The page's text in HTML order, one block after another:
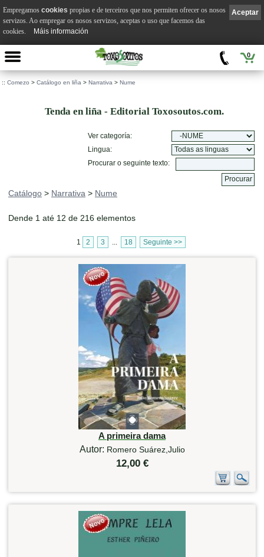
0
:: Comezo > Catálogo en liña > Narrativa > Nume
Tenda en liña - Editorial Toxosoutos.com.
Ver categoría:
Lingua:
Procurar o seguinte texto:
Catálogo > Narrativa > Nume
Dende 1 até 12 de 216 elementos
1 2 3 ... 18 Seguinte >>
A primeira dama
Autor: Romero Suárez,Julio
12,00 €
Aceptar
Empregamos cookies propias e de terceiros que nos permiten ofrecer os nosos
servizos. Ao empregar os nosos servizos, aceptas o uso que facemos das
cookies.
Máis información